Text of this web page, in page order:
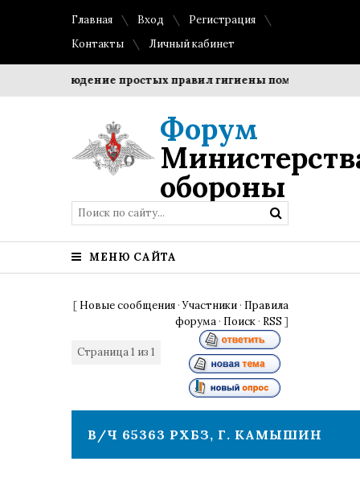
Главная Вход
Регистрация
Контакты
Личный кабинет
Соблюдение простых правил гигиены помогает
Форум
обороны
МЕНЮ САЙТА
[ Новые сообщения ·Участники · Правила
форума · Поиск · RSS ]
Страница1 из 1
В/Ч 65363 РХБЗ, Г. КАМЫШИН